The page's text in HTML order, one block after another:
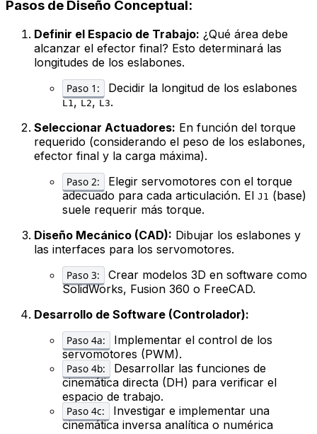
Pasos de Diseño Conceptual:
Definir el Espacio de Trabajo: ¿Qué área debe
alcanzar el efector final? Esto determinará las
longitudes de los eslabones.
Paso 1: Decidir la longitud de los eslabones
L1 ,L2,L3.
Seleccionar Actuadores: En función del torque
requerido (considerando el peso de los eslabones,
efector final y la carga máxima).
Paso 2:
Elegir servomotores con el torque
adecuado para cada articulación. El J1 (base)
suele requerir más torque.
Diseño Mecánico (CAD): Dibujar los eslabones y
las interfaces para los servomotores.
Paso 3:
Crear modelos 3D en software como
SolidWorks, Fusion 360 o FreeCAD.
Desarrollo de Software (Controlador):
Paso 4a:
Implementar el control de los
servomotores (PWM).
Paso 4b:
Desarrollar las funciones de
cinemática directa (DH) para verificar el
espacio de trabajo.
Paso 4c:
Investigar e implementar una
cinemática inversa analítica o numérica